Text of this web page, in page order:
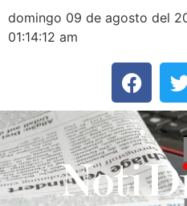
domingo 09 de agosto del
01:14:12 am